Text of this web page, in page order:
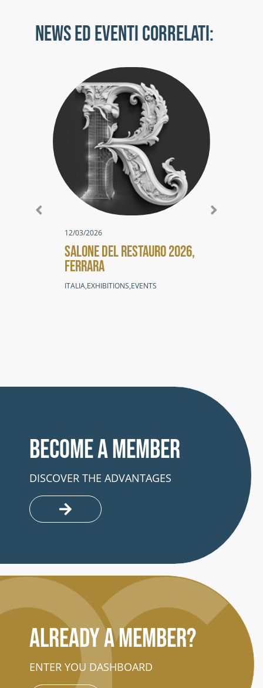
NEWS ED EVENTI CORRELATI:
12/03/2026
SALONE DEL RESTAURO 2026,
FERRARA
ITALIA,EXHIBITIONS,EVENTS
Become a member
DISCOVER THE ADVANTAGES
Already a member?
ENTER YOU DASHBOARD